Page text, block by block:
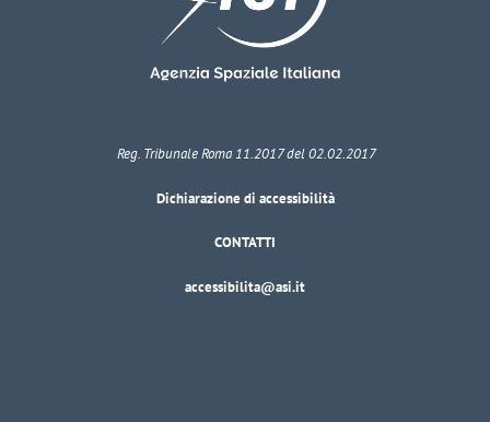
Reg. Tribunale Roma 11.2017 del 02.02.2017
Dichiarazione di accessibilità
CONTATTI
accessibilita@asi.it